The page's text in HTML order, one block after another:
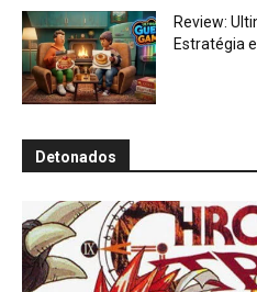
Review:
Estratégia
Detonados